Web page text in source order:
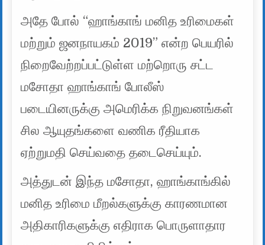
அதே போல் “ஹாங்காங் மனித உரிமைகள்
மற்றும் ஜனநாயகம் 2019” என்ற பெயரில்
நிறைவேற்றப்பட்டுள்ள மற்றொரு சட்ட
மசோதா ஹாங்காங் போலீஸ்
படையினருக்கு அமெரிக்க நிறுவனங்கள்
சில ஆயுதங்களை வணிக ரீதியாக
ஏற்றுமதி செய்வதை தடைசெய்யும்.
அத்துடன் இந்த மசோதா, ஹாங்காங்கில்
மனித உரிமை மீறல்களுக்கு காரணமான
அதிகாரிகளுக்கு எதிராக பொருளாதார